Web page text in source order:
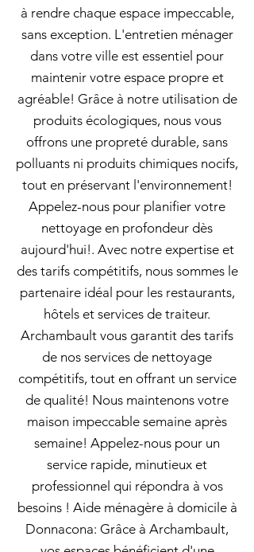
à rendre chaque espace impeccable,
sans exception. L'entretien ménager
dans votre ville est essentiel pour
maintenir votre espace propre et
agréable! Grâce à notre utilisation de
produits écologiques, nous vous
offrons une propreté durable, sans
polluants ni produits chimiques nocifs,
tout en préservant l'environnement!
Appelez-nous pour planifier votre
nettoyage en profondeur dès
aujourd'hui!. Avec notre expertise et
des tarifs compétitifs, nous sommes le
partenaire idéal pour les restaurants,
hôtels et services de traiteur.
Archambault vous garantit des tarifs
de nos services de nettoyage
compétitifs, tout en offrant un service
de qualité! Nous maintenons votre
maison impeccable semaine après
semaine! Appelez-nous pour un
service rapide, minutieux et
professionnel qui répondra à vos
besoins ! Aide ménagère à domicile à
Donnacona: Grâce à Archambault,